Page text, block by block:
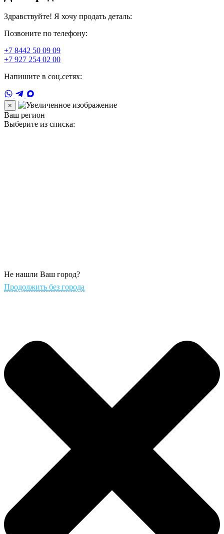
Здравствуйте! Я хочу продать деталь:
Позвоните по телефону:
+7 8442 50 09 09
+7 927 254 02 00
Напишите в соц.сетях:
×
Ваш регион
Выберите из списка:
Не нашли Ваш город?
Продолжить без города